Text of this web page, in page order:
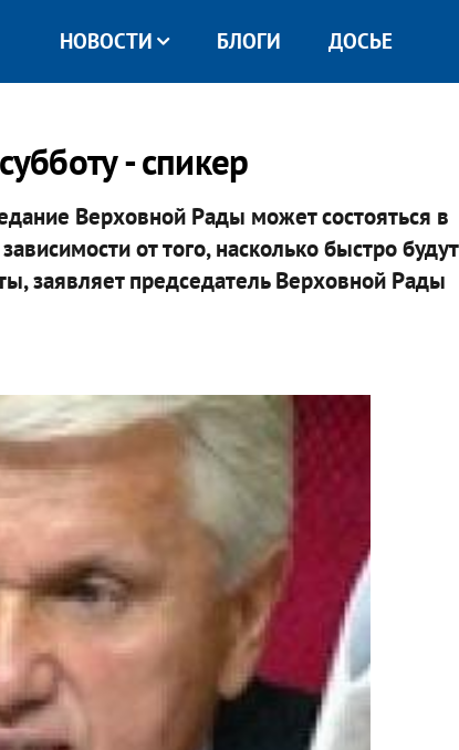
НОВОСТИ БЛОГИ ДОСЬЕ
- спикер
Верховной Рады может состояться в
от того, насколько быстро будут
заявляет председатель Верховной Рады